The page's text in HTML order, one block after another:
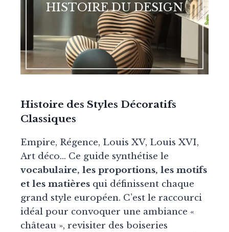
HISTOIRE DU DESIGN
Histoire des Styles Décoratifs
Classiques
Empire, Régence, Louis XV, Louis XVI,
Art déco… Ce guide synthétise le
vocabulaire, les proportions, les motifs
et les matières qui définissent chaque
grand style européen. C’est le raccourci
idéal pour convoquer une ambiance «
château », revisiter des boiseries